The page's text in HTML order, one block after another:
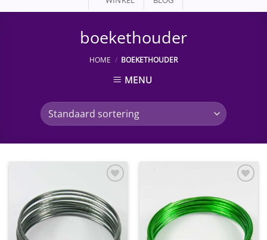
boekethouder
HOME / BOEKETHOUDER
MENU
aan
wenslijst
wenslijst